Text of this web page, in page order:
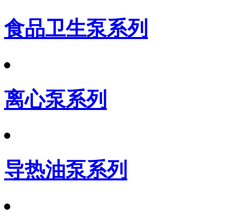
食品卫生泵系列
离心泵系列
导热油泵系列